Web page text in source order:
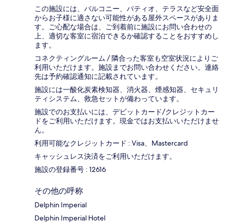
この施設には、バルコニー、パティオ、テラスなど安全面
からお子様に適さない可能性がある屋外スペースがありま
す。ご心配な場合は、ご到着前に施設にお問い合わせの
上、適切な客室に宿泊できるか確認することをおすすめし
ます。
コネクティングルーム / 隣合った客室も空室状況によりご
利用いただけます。施設までお問い合わせください。連絡
先は予約確認通知に記載されています。
施設には一酸化炭素検知器、消火器、煙感知器、セキュリ
ティシステム、救急セットが備わっています。
施設でのお支払いには、デビットカード/クレジットカー
ドをご利用いただけます。現金ではお支払いいただけませ
ん。
利用可能なクレジットカード : Visa、Mastercard
キャッシュレス決済をご利用いただけます。
施設の登録番号 : 12616
その他の呼称
Delphin Imperial
Delphin Imperial Hotel